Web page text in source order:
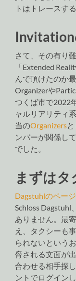
トはトレースす
さて、その有り
「Extended
んで頂けたのか
Organizerや
つくば市で2022
ャルリアリティ
当のOrganizers
ンバーが関係し
でした。
まずはタ
Dagstuhlのペー
Schloss
ありません。最
え、タクシーも
られないという
脅される文面が
合わせる相手探
ントでログイン